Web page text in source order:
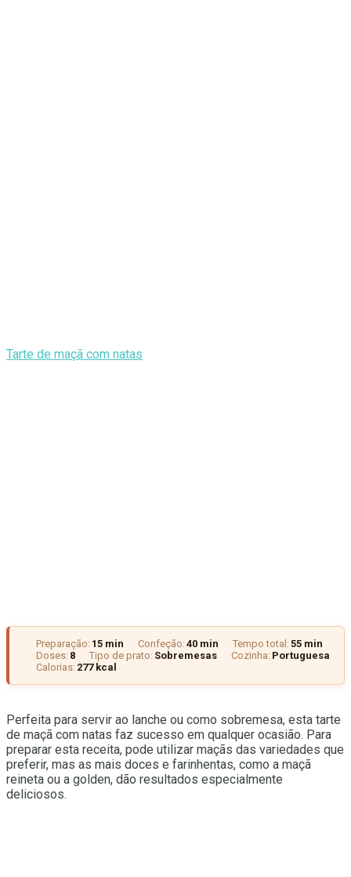
Tarte de maçã com natas
Preparação: 15 min Confeção:40 min Tempo total:55 min
Doses: 8 Tipo de prato: Sobremesas Cozinha: Portuguesa
Calorias: 277 kcal
Perfeita para servir ao lanche ou como sobremesa, esta tarte
de maçã com natas faz sucesso em qualquer ocasião. Para
preparar esta receita, pode utilizar maçãs das variedades que
preferir, mas as mais doces e farinhentas, como a maçã
reineta ou a golden, dão resultados especialmente
deliciosos.